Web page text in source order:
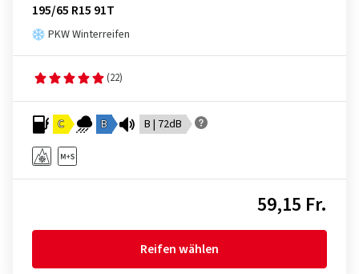
195/65 R15 91T
PKW Winterreifen
(22)
C B B | 72dB
59,15 Fr.
Reifen wählen